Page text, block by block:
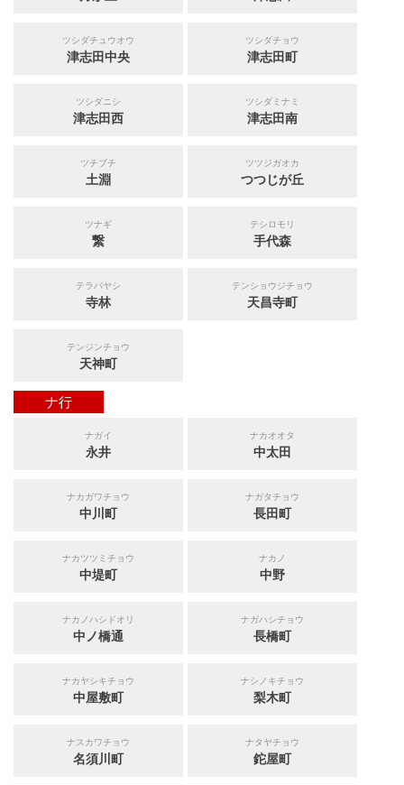
ツシダチュウオウ
津志田中央
ツシダチョウ
津志田町
ツシダニシ
津志田西
ツシダミナミ
津志田南
ツチブチ
土淵
ツツジガオカ
つつじが丘
ツナギ
繋
テシロモリ
手代森
テラバヤシ
寺林
テンショウジチョウ
天昌寺町
テンジンチョウ
天神町
ナ行
ナガイ
永井
ナカオオタ
中太田
ナカガワチョウ
中川町
ナガタチョウ
長田町
ナカツツミチョウ
中堤町
ナカノ
中野
ナカノハシドオリ
中ノ橋通
ナガハシチョウ
長橋町
ナカヤシキチョウ
中屋敷町
ナシノキチョウ
梨木町
ナスカワチョウ
名須川町
ナタヤチョウ
鉈屋町